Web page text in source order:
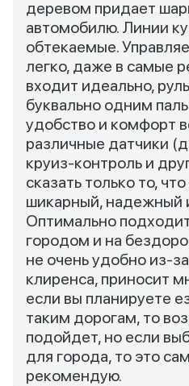
деревом придает
автомобилю. Линии
обтекаемые.
легко, даже в самые
входит идеально,
буквально одним
удобство и комфорт
различные датчики
круиз-контроль и
сказать только то,
шикарный, надежный
Оптимально
городом и на
не очень удобно из-
клиренса, приносит
если вы планируете
таким дорогам, то
подойдет, но если
для города, то это
рекомендую.